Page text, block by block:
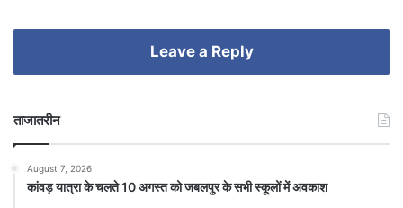
Leave a Reply
ताजातरीन
August 7, 2026
कांवड़ यात्रा के चलते 10 अगस्त को जबलपुर के सभी स्कूलों में अवकाश